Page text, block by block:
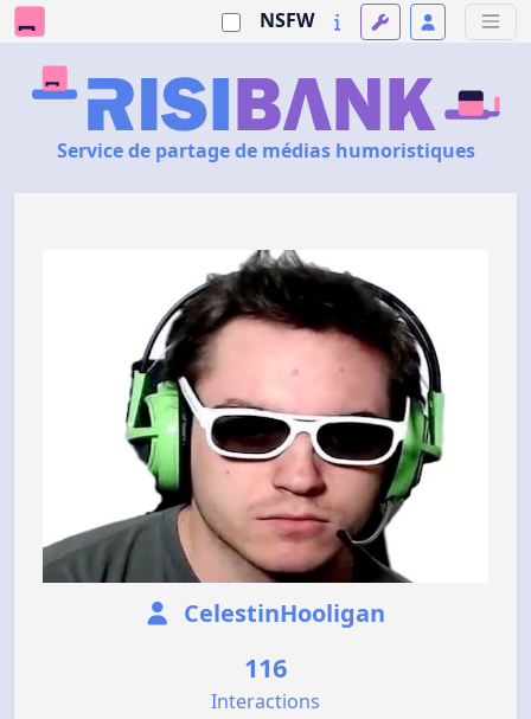
NSFW
Service de partage de médias humoristiques
CelestinHooligan
116
Interactions